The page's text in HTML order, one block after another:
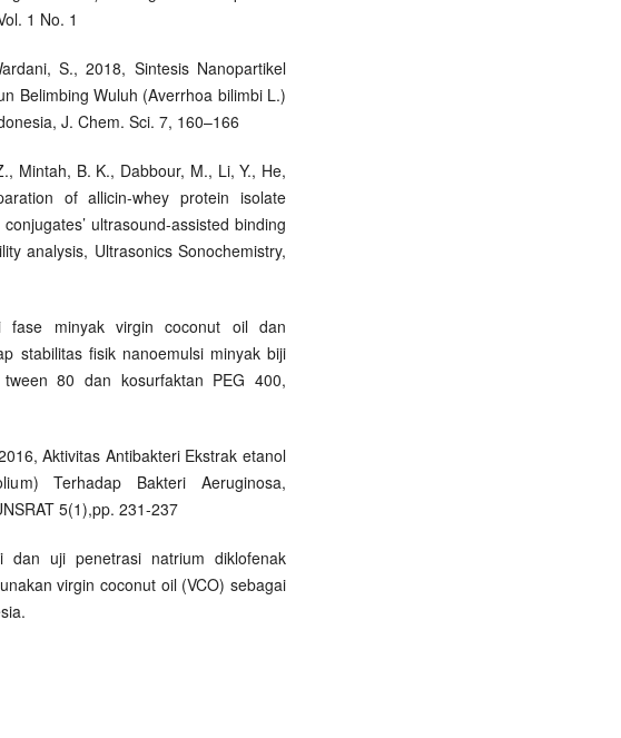
1 No. 1
S., 2018, Sintesis Nanopartikel
Belimbing Wuluh (Averrhoa bilimbi L.)
J. Chem. Sci. 7, 160–166
Mintah, B. K., Dabbour, M., Li, Y., He,
of allicin-whey protein isolate
ultrasound-assisted binding
analysis, Ultrasonics Sonochemistry,
fase minyak virgin coconut oil dan
stabilitas fisik nanoemulsi minyak biji
80 dan kosurfaktan PEG 400,
Aktivitas Antibakteri Ekstrak etanol
Terhadap Bakteri Aeruginosa,
5(1),pp. 231-237
dan uji penetrasi natrium diklofenak
virgin coconut oil (VCO) sebagai